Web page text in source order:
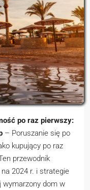
po raz pierwszy:
– Poruszanie się po
kupujący po raz
przewodnik
2024 r. i strategie
wymarzony dom w